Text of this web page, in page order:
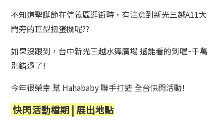
不知道聖誕節在信義區逛街時，有注意到新光三越A11大
門旁的巨型扭蛋機呢??
如果沒跟到，台中新光三越水舞廣場 還能看的到喔~千萬
別錯過了!
今年很榮幸 幫 Hahababy 聯手打造 全台快閃活動!
快閃活動檔期 | 展出地點